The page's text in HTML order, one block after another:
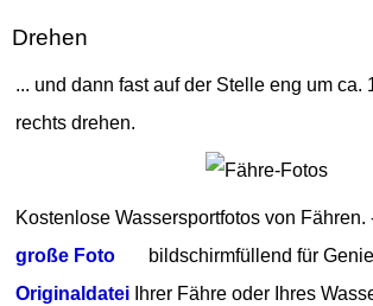
Drehen
... und dann fast auf der Stelle eng um ca.
rechts drehen.
Kostenlose Wassersportfotos von Fähren.
große Foto
bildschirmfüllend für
Originaldatei Ihrer Fähre oder Ihres